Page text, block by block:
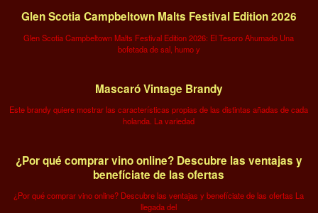
Glen Scotia Campbeltown Malts Festival Edition 2026
Glen Scotia Campbeltown Malts Festival Edition 2026: El Tesoro Ahumado Una
bofetada de sal, humo y
Mascaró Vintage Brandy
Este brandy quiere mostrar las características propias de las distintas añadas de cada
holanda. La variedad
¿Por qué comprar vino online? Descubre las ventajas y
benefíciate de las ofertas
¿Por qué comprar vino online? Descubre las ventajas y benefíciate de las ofertas La
llegada del